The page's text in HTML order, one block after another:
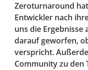
Zeroturnaround
Entwickler nach
uns die Ergebnisse
darauf geworfen,
verspricht.
Community zu den